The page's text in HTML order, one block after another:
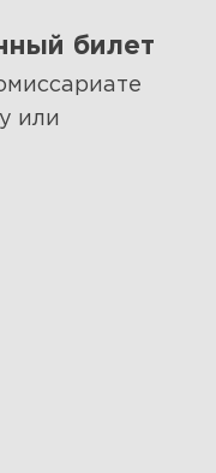
билет
или